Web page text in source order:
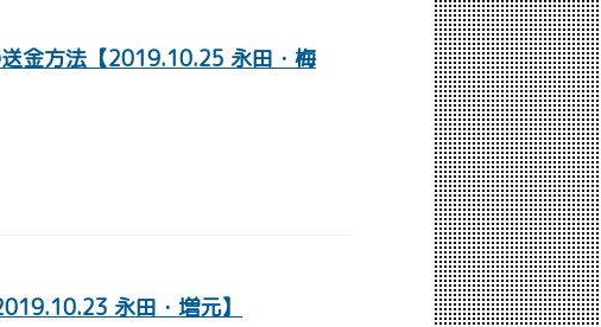
金方法【2019.10.25 永田・梅
永田・増元】